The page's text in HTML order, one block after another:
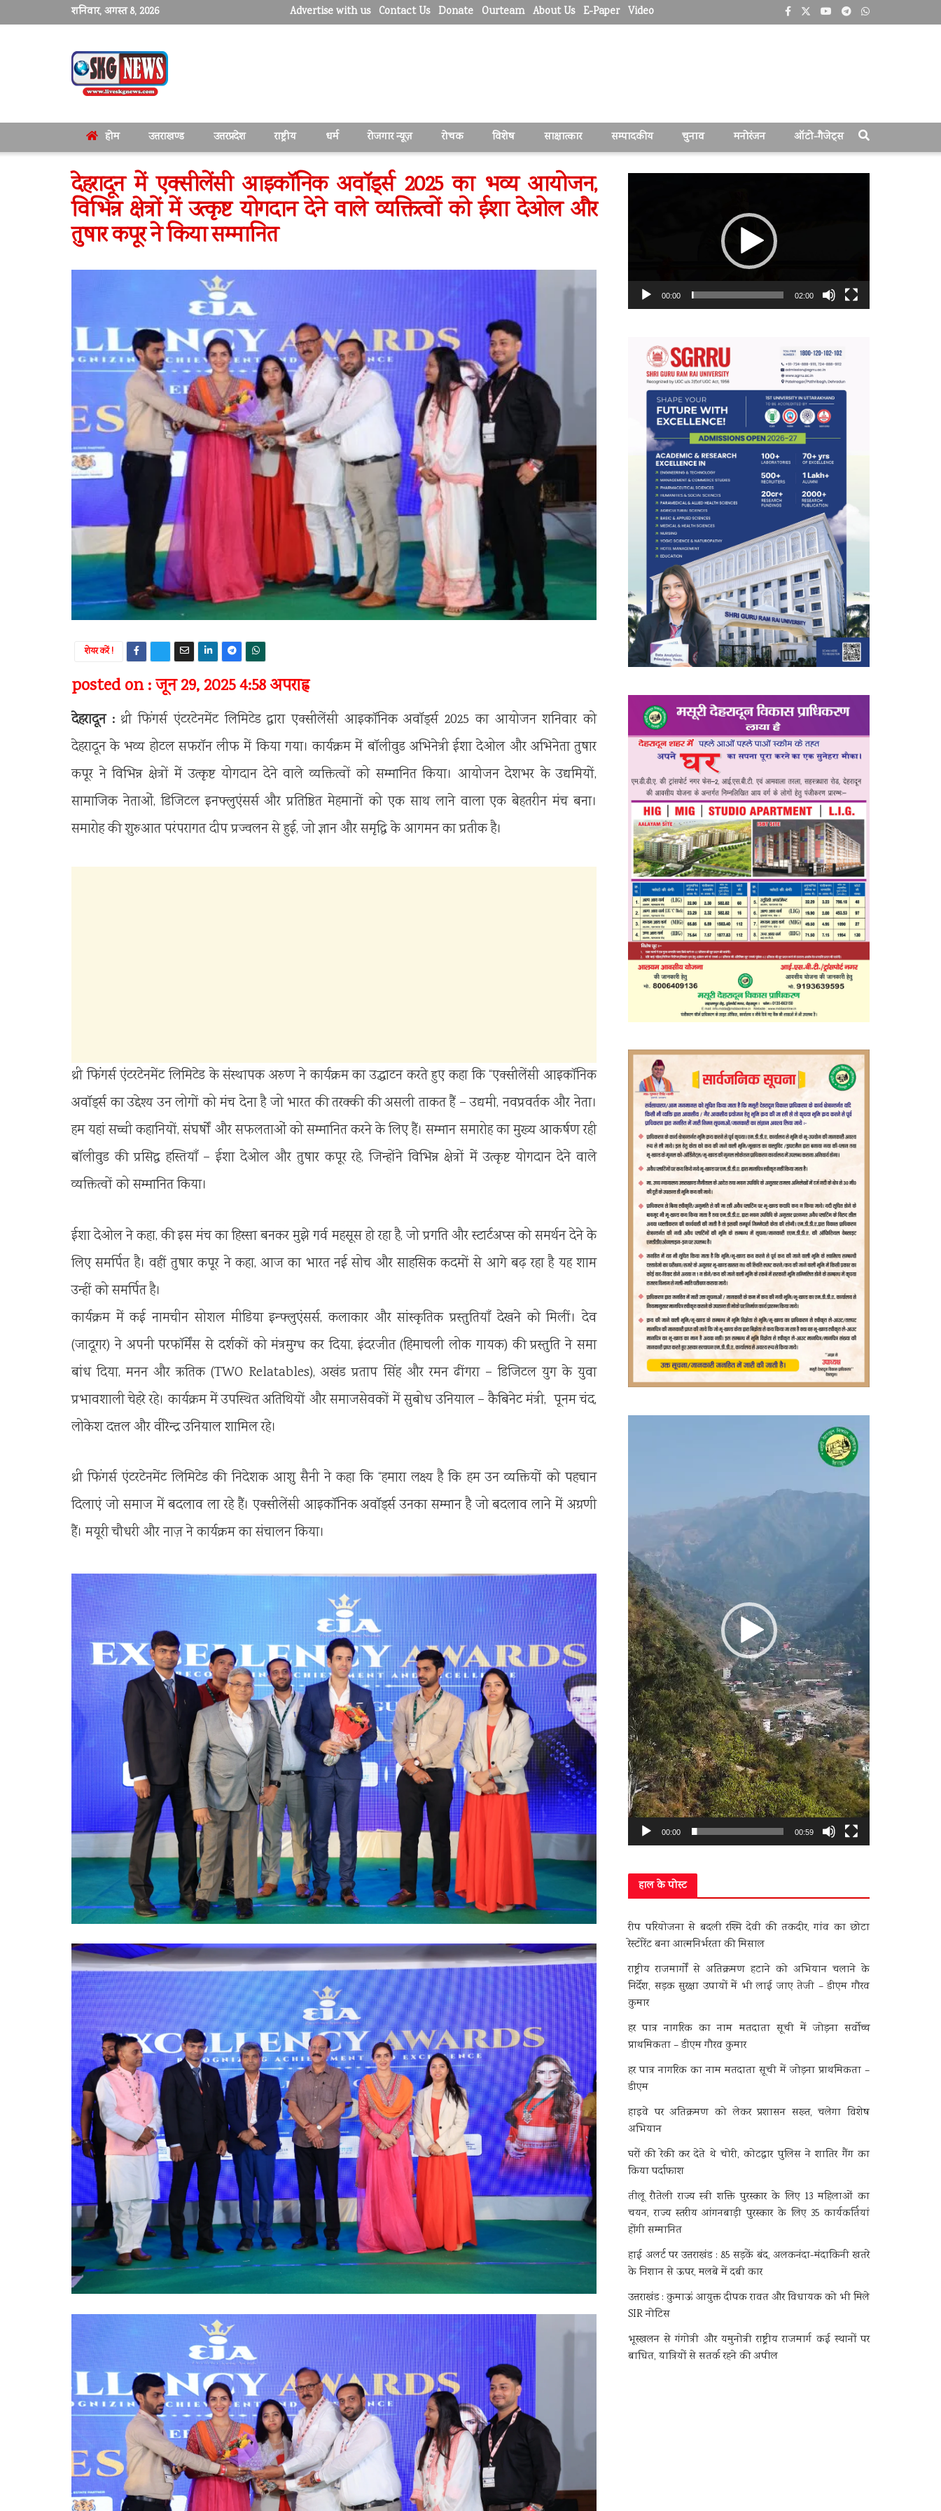
शनिवार, अगस्त 8, 2026 Advertise with us Contact Us Donate Ourteam About Us E-Paper Video
होम उत्तराखण्ड उत्तरप्रदेश राष्ट्रीय धर्म रोजगार न्यूज़ रोचक विशेष साक्षात्कार सम्पादकीय चुनाव मनोरंजन ऑटो-गैजेट्स
देहरादून में एक्सीलेंसी आइकॉनिक अवॉर्ड्स 2025 का भव्य आयोजन,
विभिन्न क्षेत्रों में उत्कृष्ट योगदान देने वाले व्यक्तित्वों को ईशा देओल और
तुषार कपूर ने किया सम्मानित
शेयर करें !
posted on : जून 29, 2025 4:58 अपराह्न
देहरादून :थ्री फिंगर्स एंटरटेनमेंट लिमिटेड द्वारा एक्सीलेंसी आइकॉनिक अवॉर्ड्स 2025 का आयोजन शनिवार को
देहरादून के भव्य होटल सफरॉन लीफ में किया गया। कार्यक्रम में बॉलीवुड अभिनेत्री ईशा देओल और अभिनेता तुषार
कपूर ने विभिन्न क्षेत्रों में उत्कृष्ट योगदान देने वाले व्यक्तित्वों को सम्मानित किया। आयोजन देशभर के उद्यमियों,
सामाजिक नेताओं, डिजिटल इनफ्लुएंसर्स और प्रतिष्ठित मेहमानों को एक साथ लाने वाला एक बेहतरीन मंच बना।
समारोह की शुरुआत परंपरागत दीप प्रज्वलन से हुई, जो ज्ञान और समृद्धि के आगमन का प्रतीक है।
थ्री फिंगर्स एंटरटेनमेंट लिमिटेड के संस्थापक अरुण ने कार्यक्रम का उद्घाटन करते हुए कहा कि “एक्सीलेंसी आइकॉनिक
अवॉर्ड्स का उद्देश्य उन लोगों को मंच देना है जो भारत की तरक्की की असली ताकत हैं – उद्यमी, नवप्रवर्तक और नेता।
हम यहां सच्ची कहानियों, संघर्षों और सफलताओं को सम्मानित करने के लिए हैं। सम्मान समारोह का मुख्य आकर्षण रही
बॉलीवुड की प्रसिद्ध हस्तियाँ – ईशा देओल और तुषार कपूर रहे, जिन्होंने विभिन्न क्षेत्रों में उत्कृष्ट योगदान देने वाले
व्यक्तित्वों को सम्मानित किया।
ईशा देओल ने कहा, की इस मंच का हिस्सा बनकर मुझे गर्व महसूस हो रहा है, जो प्रगति और स्टार्टअप्स को समर्थन देने के
लिए समर्पित है। वहीं तुषार कपूर ने कहा, आज का भारत नई सोच और साहसिक कदमों से आगे बढ़ रहा है यह शाम
उन्हीं को समर्पित है।
कार्यक्रम में कई नामचीन सोशल मीडिया इन्फ्लुएंसर्स, कलाकार और सांस्कृतिक प्रस्तुतियाँ देखने को मिलीं। देव
(जादूगर) ने अपनी परफॉर्मेंस से दर्शकों को मंत्रमुग्ध कर दिया, इंदरजीत (हिमाचली लोक गायक) की प्रस्तुति ने समा
बांध दिया, मनन और ऋतिक (TWO Relatables), अखंड प्रताप सिंह और रमन ढींगरा – डिजिटल युग के युवा
प्रभावशाली चेहरे रहे। कार्यक्रम में उपस्थित अतिथियों और समाजसेवकों में सुबोध उनियाल – कैबिनेट मंत्री, पूनम चंद,
लोकेश दत्तल और वीरेन्द्र उनियाल शामिल रहे।
थ्री फिंगर्स एंटरटेनमेंट लिमिटेड की निदेशक आशु सैनी ने कहा कि “हमारा लक्ष्य है कि हम उन व्यक्तियों को पहचान
दिलाएं जो समाज में बदलाव ला रहे हैं। एक्सीलेंसी आइकॉनिक अवॉर्ड्स उनका सम्मान है जो बदलाव लाने में अग्रणी
हैं। मयूरी चौधरी और नाज़ ने कार्यक्रम का संचालन किया।
00:00 02:00
00:00 00:59
हाल के पोस्ट
रीप परियोजना से बदली रश्मि देवी की तकदीर, गांव का छोटा
रेस्टोरेंट बना आत्मनिर्भरता की मिसाल
राष्ट्रीय राजमार्गों से अतिक्रमण हटाने को अभियान चलाने के
निर्देश, सड़क सुरक्षा उपायों में भी लाई जाए तेजी – डीएम गौरव
कुमार
हर पात्र नागरिक का नाम मतदाता सूची में जोड़ना सर्वोच्च
प्राथमिकता – डीएम गौरव कुमार
हर पात्र नागरिक का नाम मतदाता सूची में जोड़ना प्राथमिकता –
डीएम
हाइवे पर अतिक्रमण को लेकर प्रशासन सख्त, चलेगा विशेष
अभियान
घरों की रेकी कर देते थे चोरी, कोटद्वार पुलिस ने शातिर गैंग का
किया पर्दाफाश
तीलू रौतेली राज्य स्त्री शक्ति पुरस्कार के लिए 13 महिलाओं का
चयन, राज्य स्तरीय आंगनबाड़ी पुरस्कार के लिए 35 कार्यकर्तियां
होंगी सम्मानित
हाई अलर्ट पर उत्तराखंड : 85 सड़कें बंद, अलकनंदा-मंदाकिनी खतरे
के निशान से ऊपर, मलबे में दबी कार
उत्तराखंड : कुमाऊं आयुक्त दीपक रावत और विधायक को भी मिले
SIR नोटिस
भूस्खलन से गंगोत्री और यमुनोत्री राष्ट्रीय राजमार्ग कई स्थानों पर
बाधित, यात्रियों से सतर्क रहने की अपील